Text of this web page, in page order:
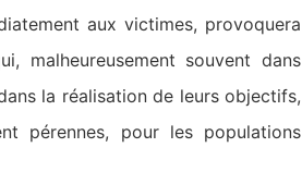
aux victimes, provoquera
malheureusement souvent dans
la réalisation de leurs objectifs,
pérennes, pour les populations